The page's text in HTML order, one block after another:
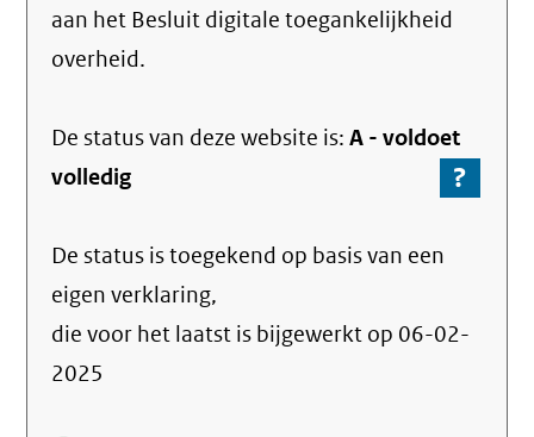
aan het Besluit digitale toegankelijkheid
overheid.
De status van dezewebsite is:A -voldoet
volledig
?
Ga
over
De status is toegekend op basis van een
eigen verklaring,
die voor het laatst is bijgewerkt op 06-02-
2025